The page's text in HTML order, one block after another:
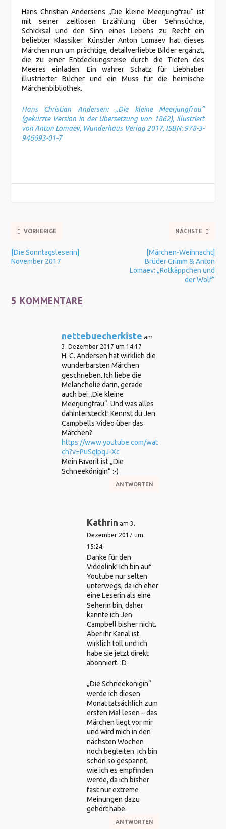
Hans Christian Andersens „Die kleine Meerjungfrau“ ist
mit seiner zeitlosen Erzählung über Sehnsüchte,
Schicksal und den Sinn eines Lebens zu Recht ein
beliebter Klassiker. Künstler Anton Lomaev hat dieses
Märchen nun um prächtige, detailverliebte Bilder ergänzt,
die zu einer Entdeckungsreise durch die Tiefen des
Meeres einladen. Ein wahrer Schatz für Liebhaber
illustrierter Bücher und ein Muss für die heimische
Märchenbibliothek.
Hans Christian Andersen: „Die kleine Meerjungfrau“
(gekürzte Version in der Übersetzung von 1862), illustriert
von Anton Lomaev, Wunderhaus Verlag 2017, ISBN: 978-3-
946693-01-7
VORHERIGE
[Die Sonntagsleserin]
November 2017
NÄCHSTE
[Märchen-Weihnacht]
Brüder Grimm & Anton
Lomaev: „Rotkäppchen und
der Wolf“
5 KOMMENTARE
nettebuecherkiste am
3. Dezember 2017 um 14:17
H. C. Andersen hat wirklich die
wunderbarsten Märchen
geschrieben. Ich liebe die
Melancholie darin, gerade
auch bei „Die kleine
Meerjungfrau“. Und was alles
dahintersteckt! Kennst du Jen
Campbells Video über das
Märchen?
https://www.youtube.com/wat
ch?v=PuSqIpqJ-Xc
Mein Favorit ist „Die
Schneekönigin“ :-)
ANTWORTEN
Kathrin am 3.
Dezember 2017 um
15:24
Danke für den
Videolink! Ich bin auf
Youtube nur selten
unterwegs, da ich eher
eine Leserin als eine
Seherin bin, daher
kannte ich Jen
Campbell bisher nicht.
Aber ihr Kanal ist
wirklich toll und ich
habe sie jetzt direkt
abonniert. :D
„Die Schneekönigin“
werde ich diesen
Monat tatsächlich zum
ersten Mal lesen – das
Märchen liegt vor mir
und wird mich in den
nächsten Wochen
noch begleiten. Ich bin
schon so gespannt,
wie ich es empfinden
werde, da ich bisher
fast nur extreme
Meinungen dazu
gehört habe.
ANTWORTEN